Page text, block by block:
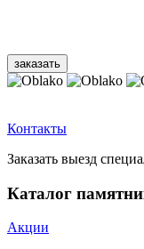
Контакты
Заказать выезд
Каталог
Акции